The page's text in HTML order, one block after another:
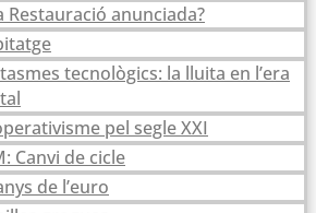
Restauració anunciada?
tecnològics: la lluita en l’era
pel segle XXI
Canvi de cicle
de l’euro